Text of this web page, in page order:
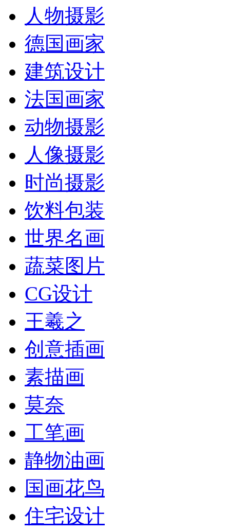
人物摄影
德国画家
建筑设计
法国画家
动物摄影
人像摄影
时尚摄影
饮料包装
世界名画
蔬菜图片
CG设计
王羲之
创意插画
素描画
莫奈
工笔画
静物油画
国画花鸟
住宅设计